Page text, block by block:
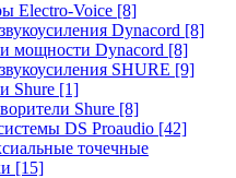
Electro-Voice [8]
Dynacord [8]
мощности Dynacord [8]
SHURE [9]
Shure [1]
Shure [8]
DS Proaudio [42]
точечные
[15]